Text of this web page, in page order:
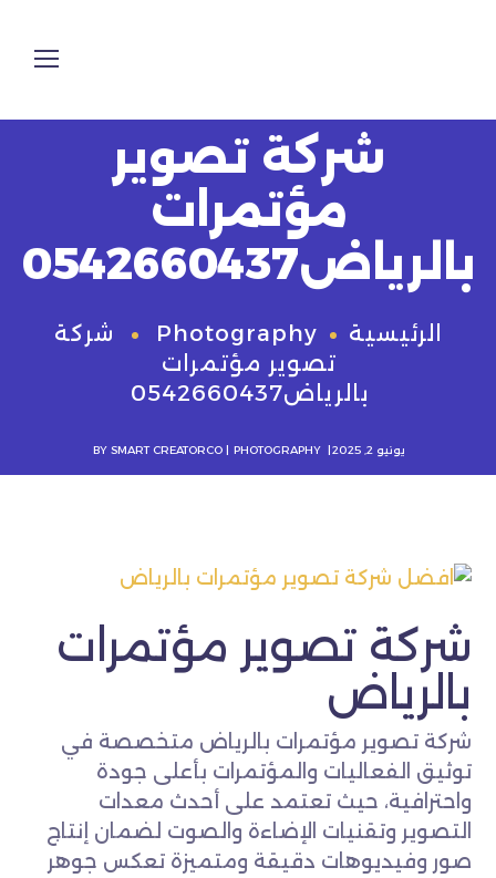
شركة تصوير
مؤتمرات
بالرياض0542660437
الرئيسية Photography
شركة
تصوير مؤتمرات
بالرياض0542660437
يونيو 2, 2025 BY SMART CREATORCO PHOTOGRAPHY
شركة تصوير مؤتمرات
بالرياض
شركة تصوير مؤتمرات بالرياض متخصصة في
توثيق الفعاليات والمؤتمرات بأعلى جودة
واحترافية، حيث تعتمد على أحدث معدات
التصوير وتقنيات الإضاءة والصوت لضمان إنتاج
صور وفيديوهات دقيقة ومتميزة تعكس جوهر